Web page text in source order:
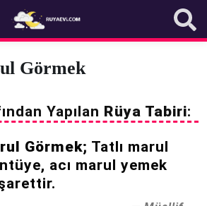
Görmek
Yapılan Rüya Tabiri:
Görmek; Tatlı marul
acı marul yemek